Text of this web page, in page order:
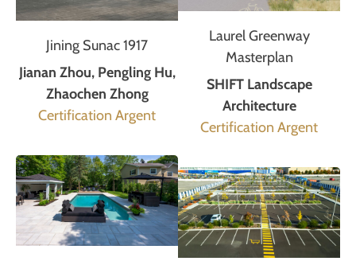
Jining Sunac 1917
Jianan Zhou, Pengling Hu,
Zhaochen Zhong
Certification Argent
Laurel Greenway
Masterplan
SHIFT Landscape
Architecture
Certification Argent